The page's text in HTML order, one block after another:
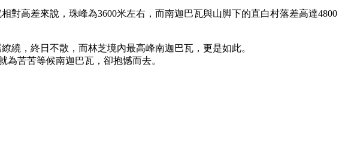
對高差來說，珠峰為3600米左右，而南迦巴瓦與山脚下的直白村落差高達4800
繞，終日不散，而林芝境內最高峰南迦巴瓦，更是如此。
為苦苦等候南迦巴瓦，卻抱憾而去。